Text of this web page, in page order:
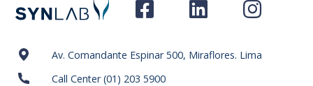
Av. Comandante Espinar 500, Miraflores. Lima
Call Center (01) 203 5900